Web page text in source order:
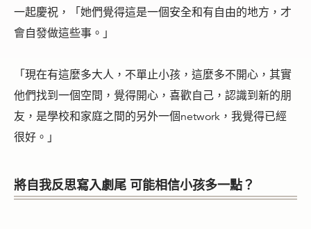
一起慶祝，「她們覺得這是一個安全和有自由的地方，才
會自發做這些事。」
「 現在有這麼多大人，不單止小孩，這麼多不開心，其實
他們找到一個空間，覺得開心，喜歡自己，認識到新的朋
友，是學校和家庭之間的另外一個network，我覺得已經
很好。」
將自我反思寫入劇尾 可能相信小孩多一點？